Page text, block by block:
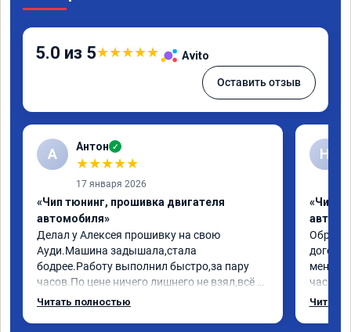
5.0 из 5★★★★★ Avito
Оставить отзыв
А Антон ✓
★★★★★
17 января 2026
«Чип тюнинг, прошивка двигателя
автомобиля»
Делал у Алексея прошивку на свою
Ауди.Машина задышала,стала
бодрее.Работу выполнил быстро,за пару
часов.По цене ничего лишнего не взял,всё
как договаривались заранее.После работы
Читать полностью
Н
«Чип
меня
час
Арман
Читать